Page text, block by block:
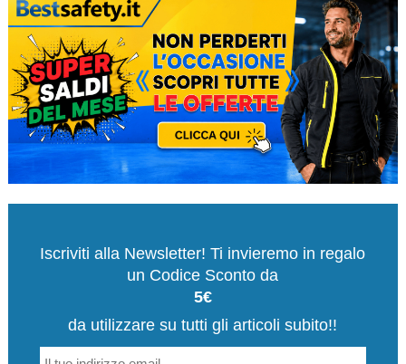
Iscriviti alla Newsletter! Ti invieremo in regalo
un Codice Sconto da
5€
da utilizzare su tutti gli articoli subito!!